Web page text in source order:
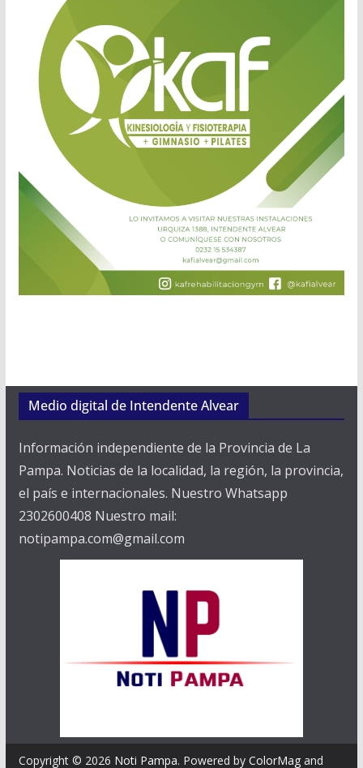
Medio digital de Intendente Alvear
Información independiente de la Provincia de La
Pampa. Noticias de la localidad, la región, la provincia,
el país e internacionales. Nuestro Whatsapp
2302600408 Nuestro mail:
notipampa.com@gmail.com
Copyright © 2026 Noti Pampa. Powered by ColorMagand